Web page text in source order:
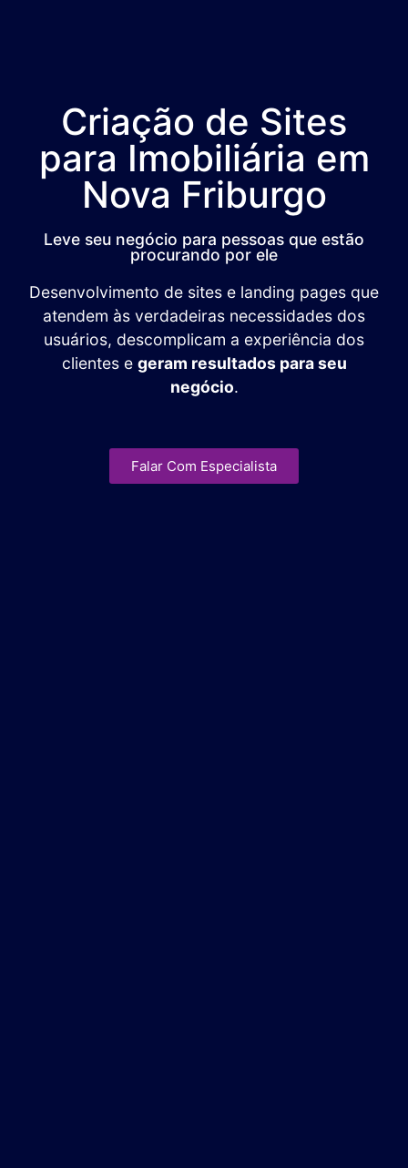
Criação de Sites
para Imobiliária em
Nova Friburgo
Leve seu negócio para pessoas que estão
procurando por ele
Desenvolvimento de sites e landing pages que
atendem às verdadeiras necessidades dos
usuários, descomplicam a experiência dos
clientes e geram resultados para seu
negócio.
Falar Com Especialista